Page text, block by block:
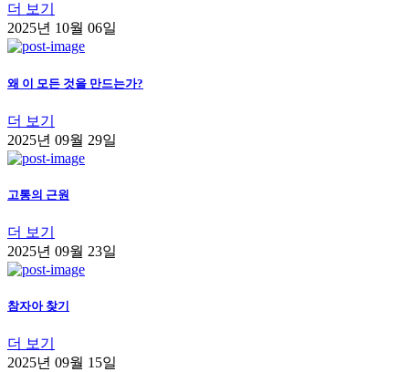
더 보기
2025년 10월 06일
왜 이 모든 것을 만드는가?
더 보기
2025년 09월 29일
고통의 근원
더 보기
2025년 09월 23일
참자아 찾기
더 보기
2025년 09월 15일